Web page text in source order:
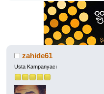
zahide61
Usta Kampanyacı